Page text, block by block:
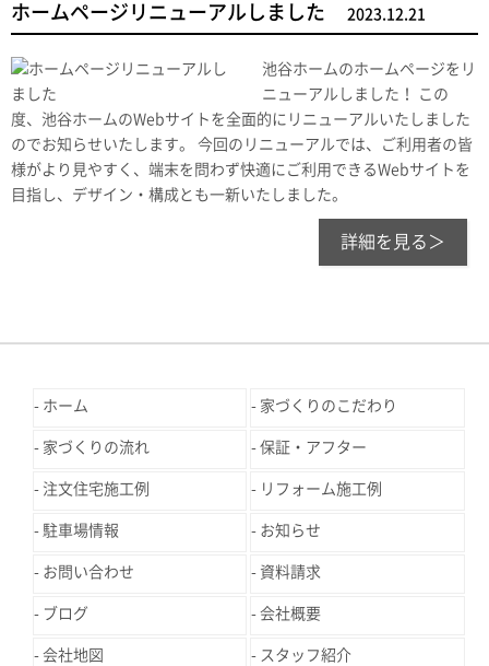
ホームページリニューアルしました 2023.12.21
池谷ホームのホームページをリ
ニューアルしました！ この
度、池谷ホームのWebサイトを全面的にリニューアルいたしました
のでお知らせいたします。 今回のリニューアルでは、ご利用者の皆
様がより見やすく、端末を問わず快適にご利用できるWebサイトを
目指し、デザイン・構成とも一新いたしました。
詳細を見る＞
ホーム 家づくりのこだわり
家づくりの流れ 保証・アフター
注文住宅施工例 リフォーム施工例
駐車場情報 お知らせ
お問い合わせ 資料請求
ブログ 会社概要
会社地図 スタッフ紹介